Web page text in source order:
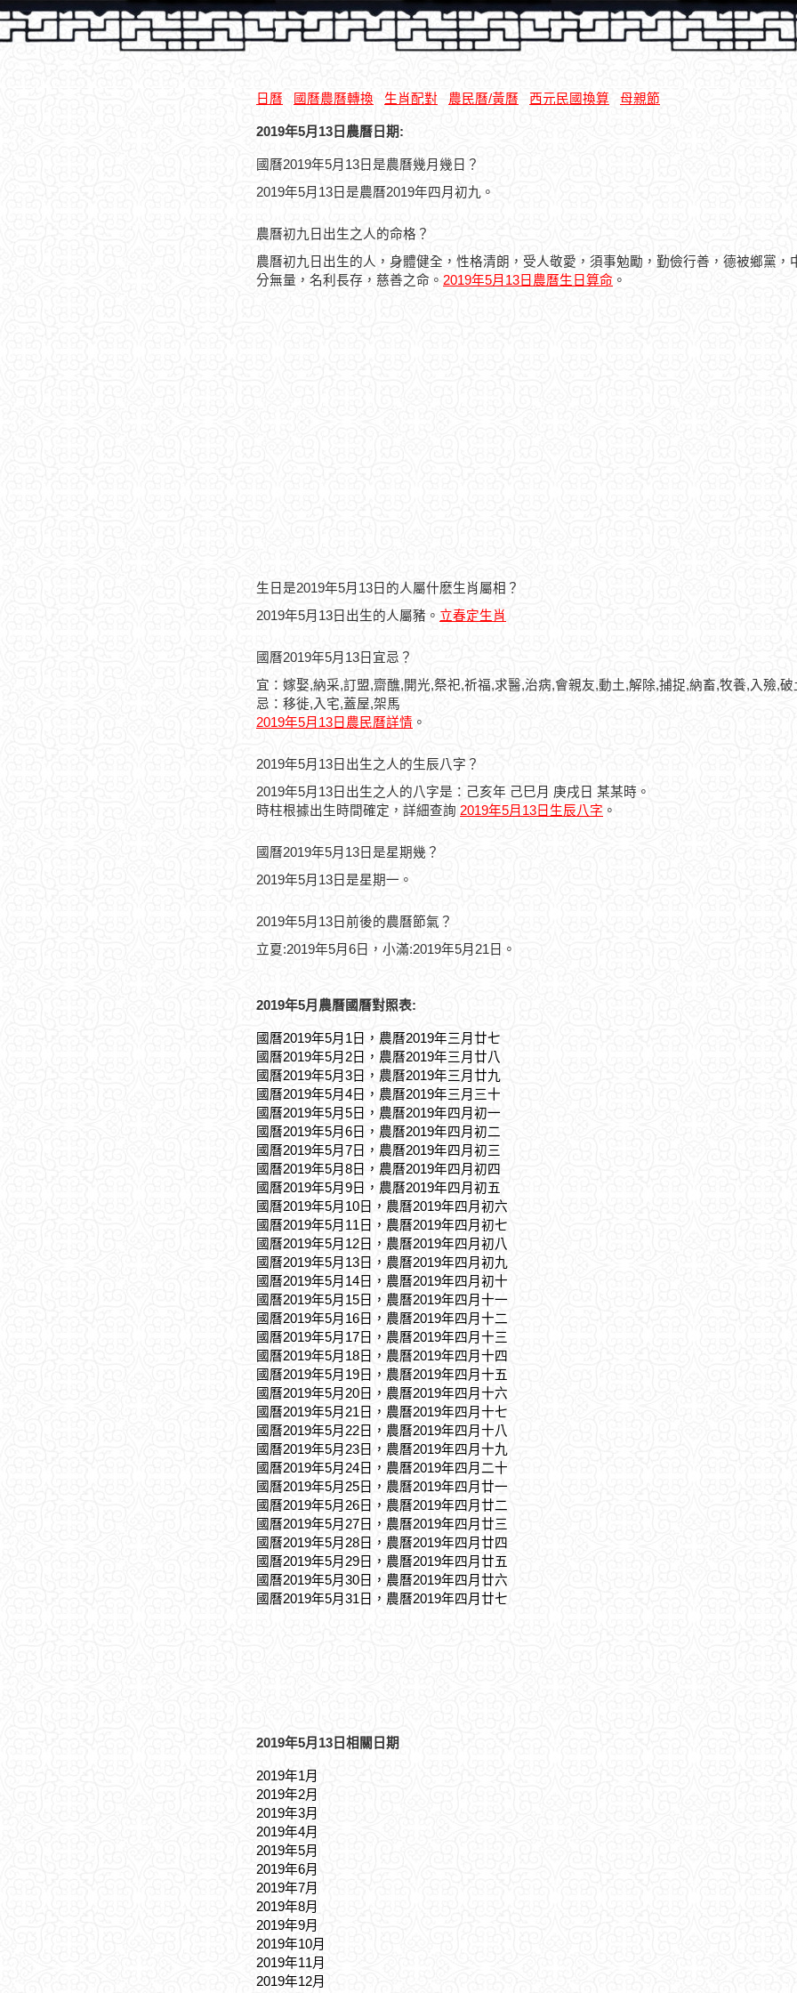
日曆 國曆農曆轉換 生肖配對 農民曆/黃曆 西元民國換算 母親節
2019年5月13日農曆日期:
國曆2019年5月13日是農曆幾月幾日？
2019年5月13日是農曆2019年四月初九。
農曆初九日出生之人的命格？
農曆初九日出生的人，身體健全，性格清朗，受人敬愛，須事勉勵，勤儉行善，德被鄉黨，
分無量，名利長存，慈善之命。 2019年5月13日農曆生日算命 。
生日是2019年5月13日的人屬什麽生肖屬相？
2019年5月13日出生的人屬豬。 立春定生肖
國曆2019年5月13日宜忌？
宜：嫁娶,納采,訂盟,齋醮,開光,祭祀,祈福,求醫,治病,會親友,動土,解除,捕捉,納畜,牧養,入殮,破
忌：移徙,入宅,蓋屋,架馬
2019年5月13日農民曆詳情 。
2019年5月13日出生之人的生辰八字？
2019年5月13日出生之人的八字是：己亥年 己巳月 庚戌日 某某時。
時柱根據出生時間確定，詳細查詢 2019年5月13日生辰八字 。
國曆2019年5月13日是星期幾？
2019年5月13日是星期一。
2019年5月13日前後的農曆節氣？
立夏:2019年5月6日，小滿:2019年5月21日。
2019年5月農曆國曆對照表:
國曆2019年5月1日，農曆2019年三月廿七
國曆2019年5月2日，農曆2019年三月廿八
國曆2019年5月3日，農曆2019年三月廿九
國曆2019年5月4日，農曆2019年三月三十
國曆2019年5月5日，農曆2019年四月初一
國曆2019年5月6日，農曆2019年四月初二
國曆2019年5月7日，農曆2019年四月初三
國曆2019年5月8日，農曆2019年四月初四
國曆2019年5月9日，農曆2019年四月初五
國曆2019年5月10日，農曆2019年四月初六
國曆2019年5月11日，農曆2019年四月初七
國曆2019年5月12日，農曆2019年四月初八
國曆2019年5月13日，農曆2019年四月初九
國曆2019年5月14日，農曆2019年四月初十
國曆2019年5月15日，農曆2019年四月十一
國曆2019年5月16日，農曆2019年四月十二
國曆2019年5月17日，農曆2019年四月十三
國曆2019年5月18日，農曆2019年四月十四
國曆2019年5月19日，農曆2019年四月十五
國曆2019年5月20日，農曆2019年四月十六
國曆2019年5月21日，農曆2019年四月十七
國曆2019年5月22日，農曆2019年四月十八
國曆2019年5月23日，農曆2019年四月十九
國曆2019年5月24日，農曆2019年四月二十
國曆2019年5月25日，農曆2019年四月廿一
國曆2019年5月26日，農曆2019年四月廿二
國曆2019年5月27日，農曆2019年四月廿三
國曆2019年5月28日，農曆2019年四月廿四
國曆2019年5月29日，農曆2019年四月廿五
國曆2019年5月30日，農曆2019年四月廿六
國曆2019年5月31日，農曆2019年四月廿七
2019年5月13日相關日期
2019年1月
2019年2月
2019年3月
2019年4月
2019年5月
2019年6月
2019年7月
2019年8月
2019年9月
2019年10月
2019年11月
2019年12月